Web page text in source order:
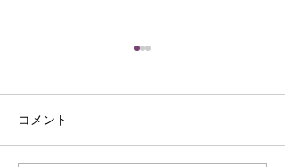
皮裁ち庖丁
コメント